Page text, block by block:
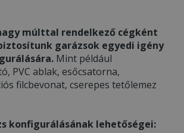
múlttal rendelkező cégként
garázsok egyedi igény
Mint például
PVC ablak, esőcsatorna,
filcbevonat, cserepes tetőlemez
konfigurálásának lehetőségei: